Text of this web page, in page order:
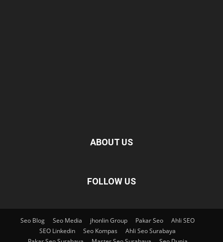
ABOUT US
FOLLOW US
Seo Blog Seo Media jhonlin Group Pakar Seo
Ahli SEO
SEO Linkedin
Seo Kompas
Ahli Seo Surabaya